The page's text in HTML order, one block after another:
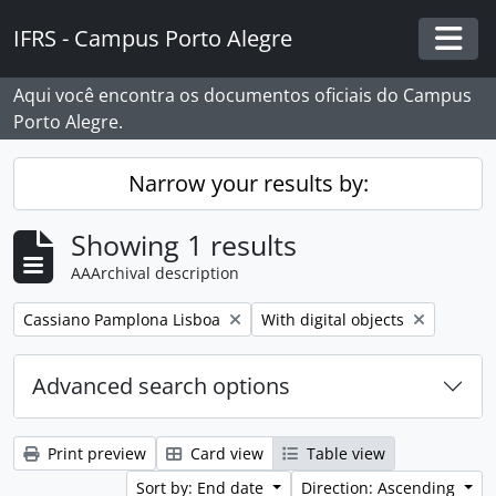
IFRS - Campus Porto Alegre
Aqui você encontra os documentos oficiais do Campus
Porto Alegre.
Narrow your results by:
Showing 1 results
AAArchival description
Remove filter:
Cassiano Pamplona Lisboa Remove filter:
With digital objects
Advanced search options
Print preview Card view
Table view
Sort by: End date
Direction: Ascending